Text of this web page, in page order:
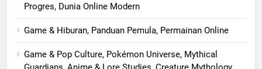
Progres, Dunia Online Modern
Game & Hiburan, Panduan Pemula, Permainan Online
Game & Pop Culture, Pokémon Universe, Mythical